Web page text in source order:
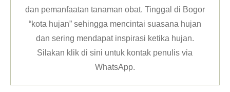
dan pemanfaatan tanaman obat. Tinggal di Bogor
“kota hujan” sehingga mencintai suasana hujan
dan sering mendapat inspirasi ketika hujan.
Silakan klikdi sini untuk kontak penulis via
WhatsApp.